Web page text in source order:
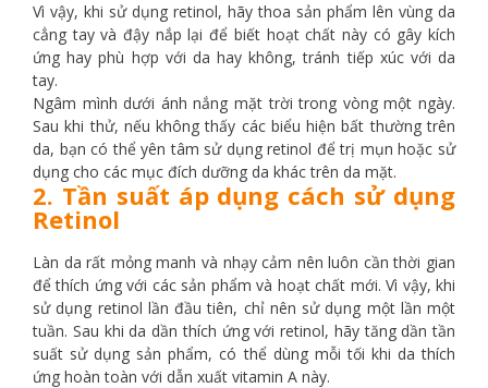
Vì vậy, khi sử dụng retinol, hãy thoa sản phẩm lên vùng da
cẳng tay và đậy nắp lại để biết hoạt chất này có gây kích
ứng hay phù hợp với da hay không, tránh tiếp xúc với da
tay.
Ngâm mình dưới ánh nắng mặt trời trong vòng một ngày.
Sau khi thử, nếu không thấy các biểu hiện bất thường trên
da, bạn có thể yên tâm sử dụng retinol để trị mụn hoặc sử
dụng cho các mục đích dưỡng da khác trên da mặt.
2. Tần suất áp dụng cách sử dụng
Retinol
Làn da rất mỏng manh và nhạy cảm nên luôn cần thời gian
để thích ứng với các sản phẩm và hoạt chất mới. Vì vậy, khi
sử dụng retinol lần đầu tiên, chỉ nên sử dụng một lần một
tuần. Sau khi da dần thích ứng với retinol, hãy tăng dần tần
suất sử dụng sản phẩm, có thể dùng mỗi tối khi da thích
ứng hoàn toàn với dẫn xuất vitamin A này.